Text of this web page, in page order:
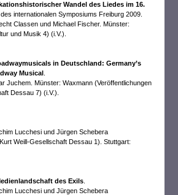
Wandel des Liedes im 16.
internationalen Symposiums Freiburg 2009.
Classen und Michael Fischer. Münster:
und Musik 4) (i.V.).
in Deutschland: Germany’s
Musical
Juchem. Münster: Waxmann (Veröffentlichungen
Dessau 7) (i.V.).
Lucchesi und Jürgen Schebera
Weill-Gesellschaft Dessau 1). Stuttgart:
des Exils
Lucchesi und Jürgen Schebera